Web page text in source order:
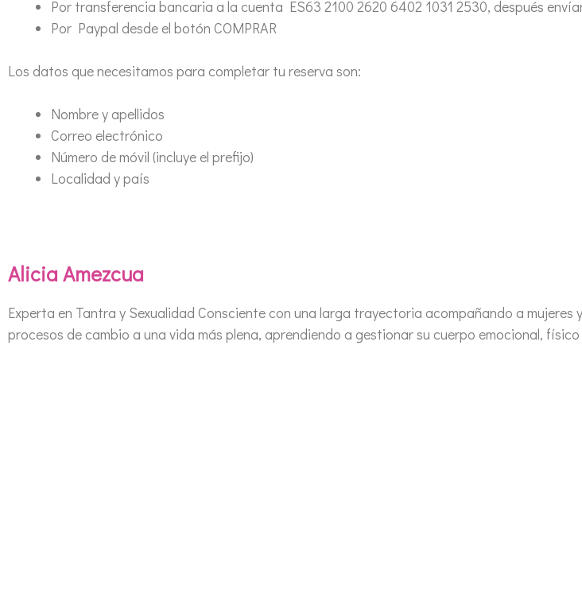
Por transferencia bancaria a la cuenta ES63 2100 2620 6402 1031 2530, después
Por Paypal desde el botón COMPRAR
Los datos que necesitamos para completar tu reserva son:
Nombre y apellidos
Correo electrónico
Número de móvil (incluye el prefijo)
Localidad y país
Alicia Amezcua
Experta en Tantra y Sexualidad Consciente con una larga trayectoria acompañando a mujeres
procesos de cambio a una vida más plena, aprendiendo a gestionar su cuerpo emocional, físico